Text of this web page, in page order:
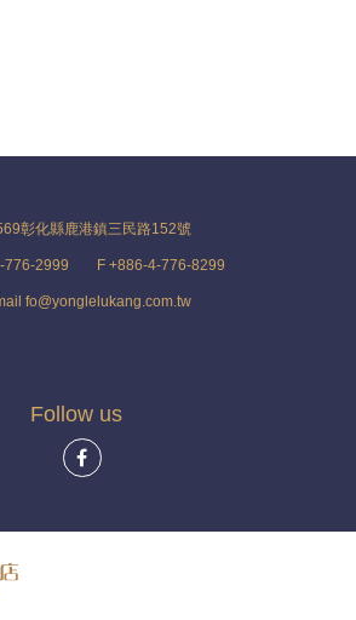
彰化縣鹿港鎮三民路152號
776-2999 F +886-4-776-8299
fo@yonglelukang.com.tw
Follow us